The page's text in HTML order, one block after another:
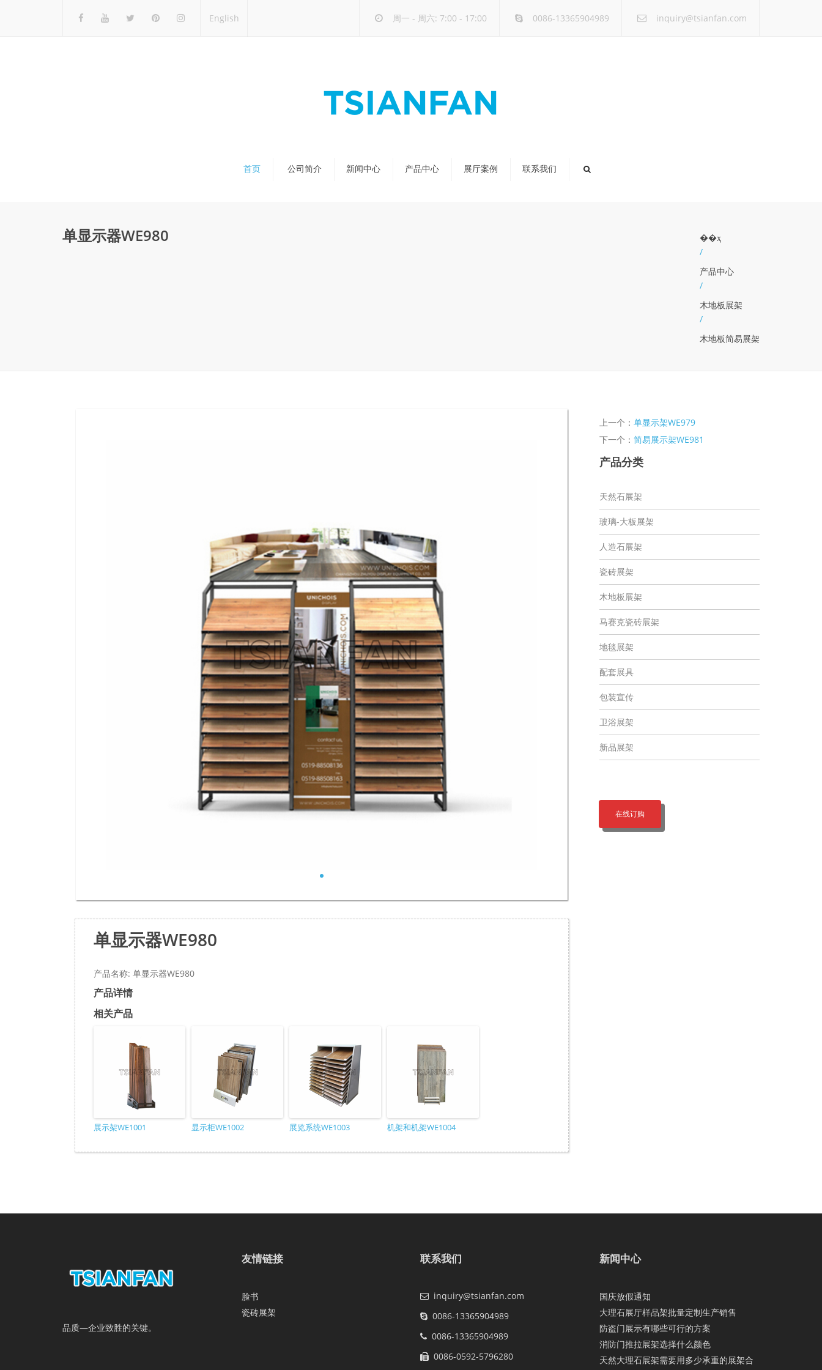
English 周一 - 周六: 7:00 - 17:00 0086-13365904989 inquiry@tsianfan.com
首页 公司简介 新闻中心 产品中心 展厅案例 联系我们
单显示器WE980
��ҳ
/
产品中心
/
木地板展架
/
木地板简易展架
单显示器WE980
产品名称: 单显示器WE980
产品详情
相关产品
展示架WE1001 显示柜WE1002 展览系统WE1003 机架和机架WE1004
上一个： 单显示架WE979
下一个： 简易展示架WE981
产品分类
天然石展架
玻璃-大板展架
人造石展架
瓷砖展架
木地板展架
马赛克瓷砖展架
地毯展架
配套展具
包装宣传
卫浴展架
新品展架
在线订购
品质—企业致胜的关键。
友情链接
脸书
瓷砖展架
联系我们
inquiry@tsianfan.com
0086-13365904989
0086-13365904989
0086-0592-5796280
新闻中心
国庆放假通知
大理石展厅样品架批量定制生产销售
防盗门展示有哪些可行的方案
消防门推拉展架选择什么颜色
天然大理石展架需要用多少承重的展架合